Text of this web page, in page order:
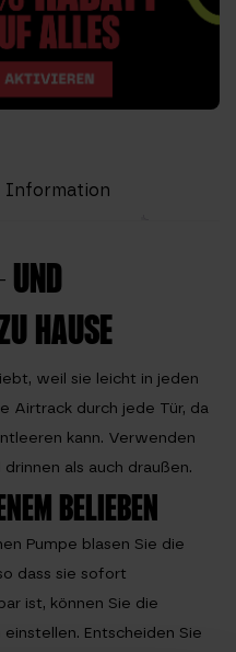
Information
UND
HAUSE
weil sie leicht in jeden
Airtrack durch jede Tür, da
kann. Verwenden
als auch draußen.
BELIEBEN
Pumpe blasen Sie die
dass sie sofort
ist, können Sie die
Entscheiden Sie